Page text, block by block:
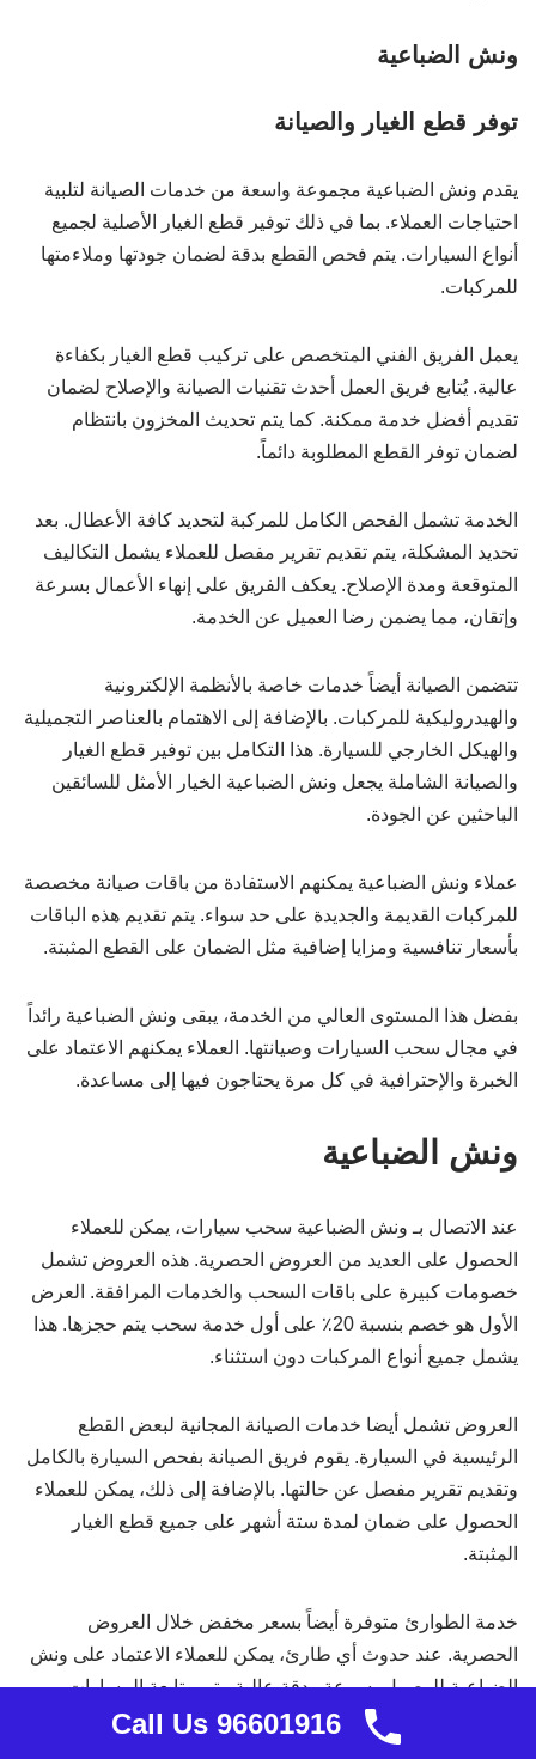
ونش الضباعية
توفر قطع الغيار والصيانة
يقدم ونش الضباعية مجموعة واسعة من خدمات الصيانة لتلبية
احتياجات العملاء. بما في ذلك توفير قطع الغيار الأصلية لجميع
أنواع السيارات. يتم فحص القطع بدقة لضمان جودتها وملاءمتها
للمركبات.
يعمل الفريق الفني المتخصص على تركيب قطع الغيار بكفاءة
عالية. يُتابع فريق العمل أحدث تقنيات الصيانة والإصلاح لضمان
تقديم أفضل خدمة ممكنة. كما يتم تحديث المخزون بانتظام
لضمان توفر القطع المطلوبة دائماً.
الخدمة تشمل الفحص الكامل للمركبة لتحديد كافة الأعطال. بعد
تحديد المشكلة، يتم تقديم تقرير مفصل للعملاء يشمل التكاليف
المتوقعة ومدة الإصلاح. يعكف الفريق على إنهاء الأعمال بسرعة
وإتقان، مما يضمن رضا العميل عن الخدمة.
تتضمن الصيانة أيضاً خدمات خاصة بالأنظمة الإلكترونية
والهيدروليكية للمركبات. بالإضافة إلى الاهتمام بالعناصر التجميلية
والهيكل الخارجي للسيارة. هذا التكامل بين توفير قطع الغيار
والصيانة الشاملة يجعل ونش الضباعية الخيار الأمثل للسائقين
الباحثين عن الجودة.
عملاء ونش الضباعية يمكنهم الاستفادة من باقات صيانة مخصصة
للمركبات القديمة والجديدة على حد سواء. يتم تقديم هذه الباقات
بأسعار تنافسية ومزايا إضافية مثل الضمان على القطع المثبتة.
بفضل هذا المستوى العالي من الخدمة، يبقى ونش الضباعية رائداً
في مجال سحب السيارات وصيانتها. العملاء يمكنهم الاعتماد على
الخبرة والإحترافية في كل مرة يحتاجون فيها إلى مساعدة.
ونش الضباعية
عند الاتصال بـ ونش الضباعية سحب سيارات، يمكن للعملاء
الحصول على العديد من العروض الحصرية. هذه العروض تشمل
خصومات كبيرة على باقات السحب والخدمات المرافقة. العرض
الأول هو خصم بنسبة 20٪ على أول خدمة سحب يتم حجزها. هذا
يشمل جميع أنواع المركبات دون استثناء.
العروض تشمل أيضا خدمات الصيانة المجانية لبعض القطع
الرئيسية في السيارة. يقوم فريق الصيانة بفحص السيارة بالكامل
وتقديم تقرير مفصل عن حالتها. بالإضافة إلى ذلك، يمكن للعملاء
الحصول على ضمان لمدة ستة أشهر على جميع قطع الغيار
المثبتة.
خدمة الطوارئ متوفرة أيضاً بسعر مخفض خلال العروض
الحصرية. عند حدوث أي طارئ، يمكن للعملاء الاعتماد على ونش
الضباعية للوصول بسرعة ودقة عالية. يتم متابعة المسارات
بانتظام لضمان الوصول في أسرع وقت ممكن.
Call Us 96601916